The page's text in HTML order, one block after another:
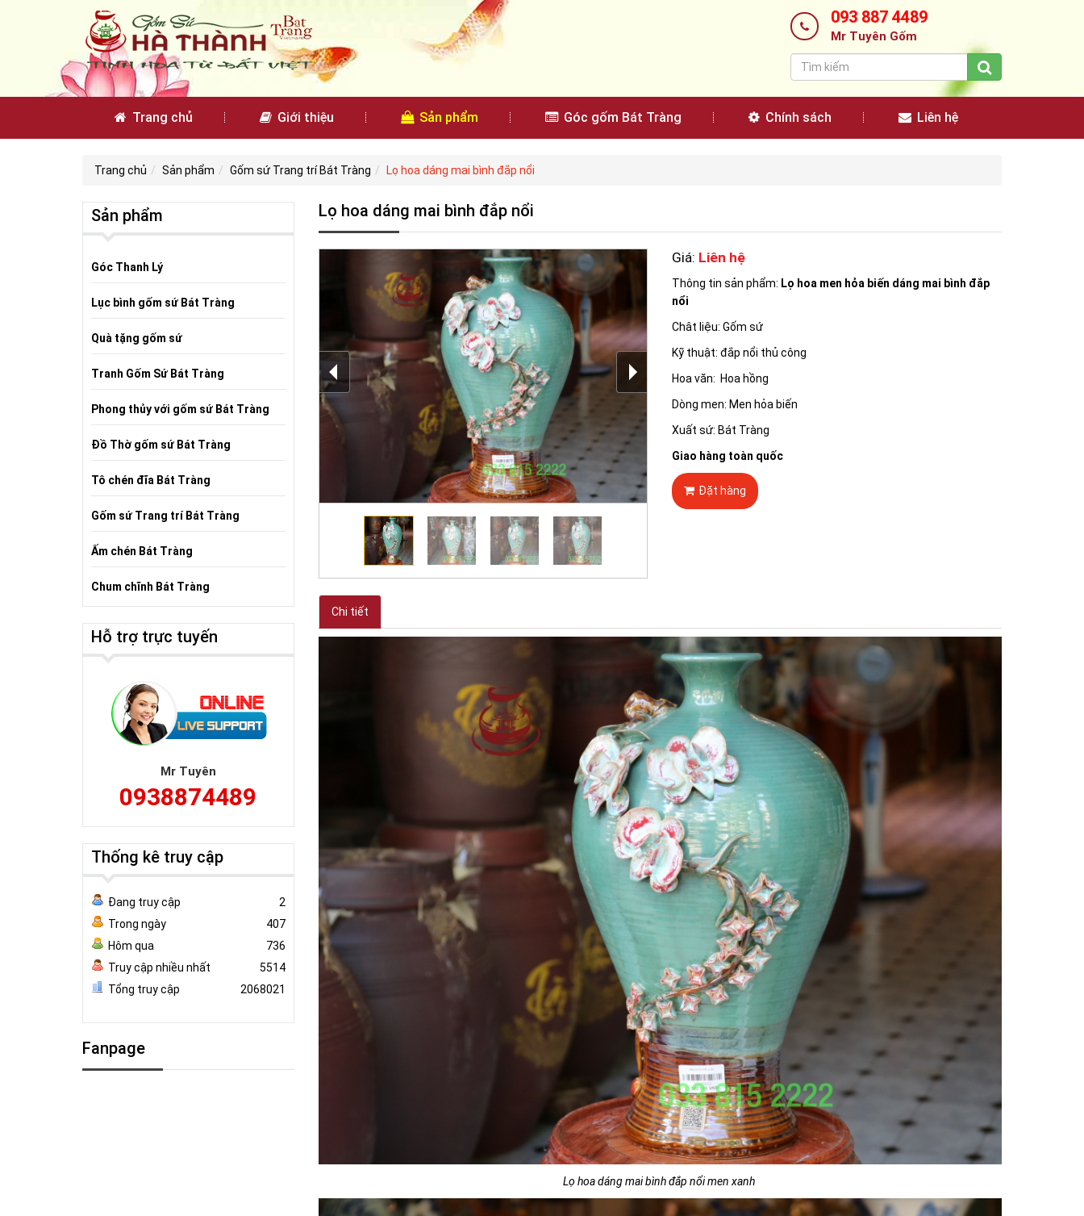
093 887 4489
Mr Tuyên Gốm
Trang chủ Giới thiệu Sản phẩm Góc gốm Bát Tràng Chính sách Liên hệ
Trang chủ Sản phẩm Gốm sứ Trang trí Bát Tràng Lọ hoa dáng mai bình đắp nổi
Lọ hoa dáng mai bình đắp nổi
Giá: Liên hệ
Thông tin sản phẩm: Lọ hoa men hỏa biến dáng mai bình đắp
nổi
Chât liệu: Gốm sứ
Kỹ thuật: đắp nổi thủ công
Hoa văn: Hoa hồng
Dòng men: Men hỏa biến
Xuất sứ: Bát Tràng
Giao hàng toàn quốc
Đặt hàng
Chi tiết
Lọ hoa dáng mai bình đắp nổi men xanh
Sản phẩm
Góc Thanh Lý
Lục bình gốm sứ Bát Tràng
Quà tặng gốm sứ
Tranh Gốm Sứ Bát Tràng
Phong thủy với gốm sứ Bát Tràng
Đồ Thờ gốm sứ Bát Tràng
Tô chén đĩa Bát Tràng
Gốm sứ Trang trí Bát Tràng
Ấm chén Bát Tràng
Chum chĩnh Bát Tràng
Hỗ trợ trực tuyến
Mr Tuyên
0938874489
Thống kê truy cập
Đang truy cập
2
Trong ngày
407
Hôm qua
736
Truy cập nhiều nhất
5514
Tổng truy cập
2068021
Fanpage